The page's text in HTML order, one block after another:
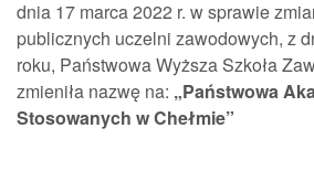
dnia 17 marca 2022 r. w sprawie
publicznych uczelni zawodowych, z
roku, Państwowa Wyższa Szkoła
zmieniła nazwę na: „Państwowa
Stosowanych w Chełmie”